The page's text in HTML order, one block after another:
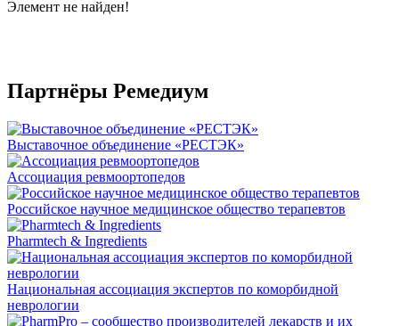
Элемент не найден!
Партнёры Ремедиум
Выставочное объединение «РЕСТЭК»
Ассоциация ревмоортопедов
Российское научное медицинское общество терапевтов
Pharmtech & Ingredients
Национальная ассоциация экспертов по коморбидной
неврологии